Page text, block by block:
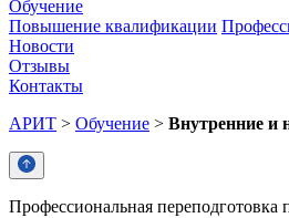
Обучение
Повышение квалификации
Новости
Отзывы
Контакты
АРИТ > Обучение > Внутренние и
Профессиональная переподготовка